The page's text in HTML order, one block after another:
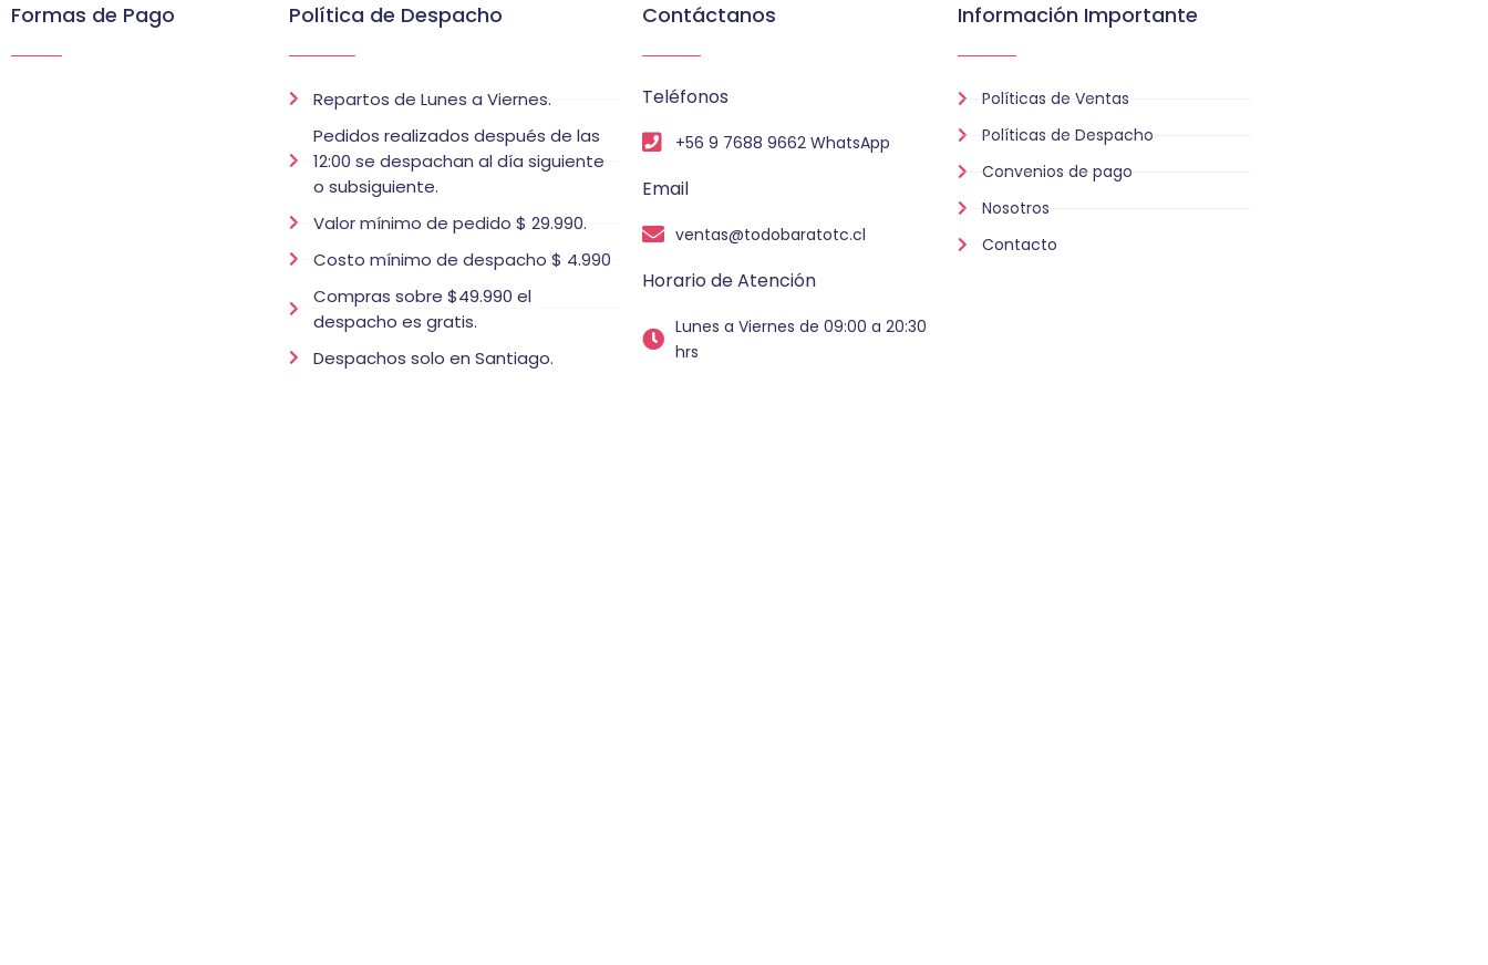
Formas de Pago Política de Despacho
Repartos de Lunes a Viernes.
Pedidos realizados después de las
12:00 se despachan al día siguiente
o subsiguiente.
Valor mínimo de pedido $ 29.990.
Costo mínimo de despacho $ 4.990
Compras sobre $49.990 el
despacho es gratis.
Despachos solo en Santiago.
Contáctanos
Teléfonos
+56 9 7688 9662 WhatsApp
Email
ventas@todobaratotc.cl
Horario de Atención
Lunes a Viernes de 09:00 a 20:30
hrs
Información Importante
Políticas de Ventas
Políticas de Despacho
Convenios de pago
Nosotros
Contacto